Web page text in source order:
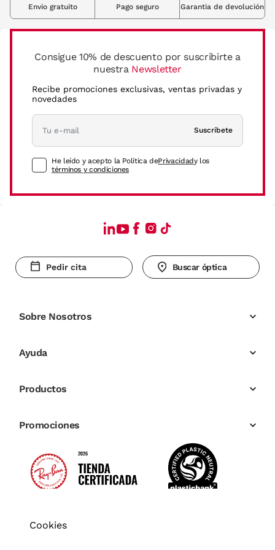
Consigue 10% de descuento por suscribirte a
nuestra Newsletter
Recibe promociones exclusivas, ventas privadas y
novedades
Suscríbete
He leído y acepto la Política dePrivacidady los
términos y condiciones
Envio gratuito Pago seguro Garantia de devolución
Pedir cita Buscar óptica
Sobre Nosotros
Ayuda
Productos
Promociones
Cookies